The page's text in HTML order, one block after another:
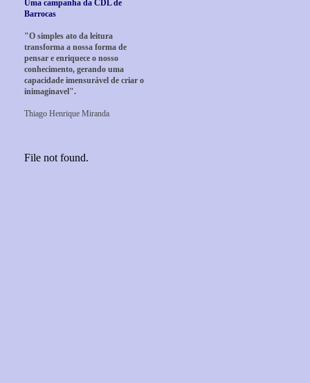
Uma campanha da CDL de
Barrocas
"O simples ato da leitura
transforma a nossa forma de
pensar e enriquece o nosso
conhecimento, gerando uma
capacidade imensurável de criar o
inimaginavel".
Thiago Henrique Miranda